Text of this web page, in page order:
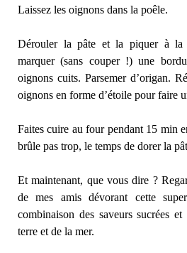
Laissez les oignons dans la poêle.
Dérouler la pâte et la piquer à la
marquer (sans couper !) une
oignons cuits. Parsemer d’origan.
oignons en forme d’étoile pour faire
Faites cuire au four pendant 15 min
brûle pas trop, le temps de dorer la
Et maintenant, que vous dire ?
de mes amis dévorant cette
combinaison des saveurs sucrées
terre et de la mer.